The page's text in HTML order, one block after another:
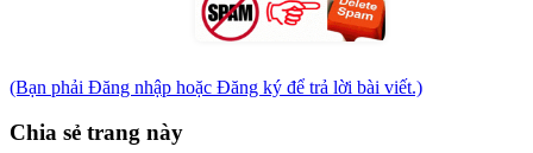
(Bạn phải Đăng nhập hoặc Đăng ký để trả lời bài viết.)
Chia sẻ trang này